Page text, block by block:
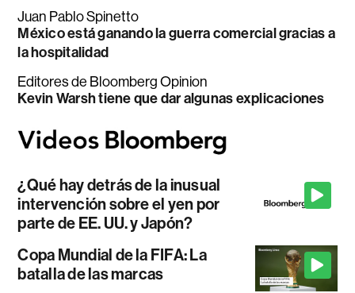
Juan Pablo Spinetto
México está ganando la guerra comercial gracias a
la hospitalidad
Editores de Bloomberg Opinion
Kevin Warsh tiene que dar algunas explicaciones
¿Qué hay detrás de la inusual
intervención sobre el yen por
parte de EE. UU. y Japón?
Copa Mundial de la FIFA: La
batalla de las marcas